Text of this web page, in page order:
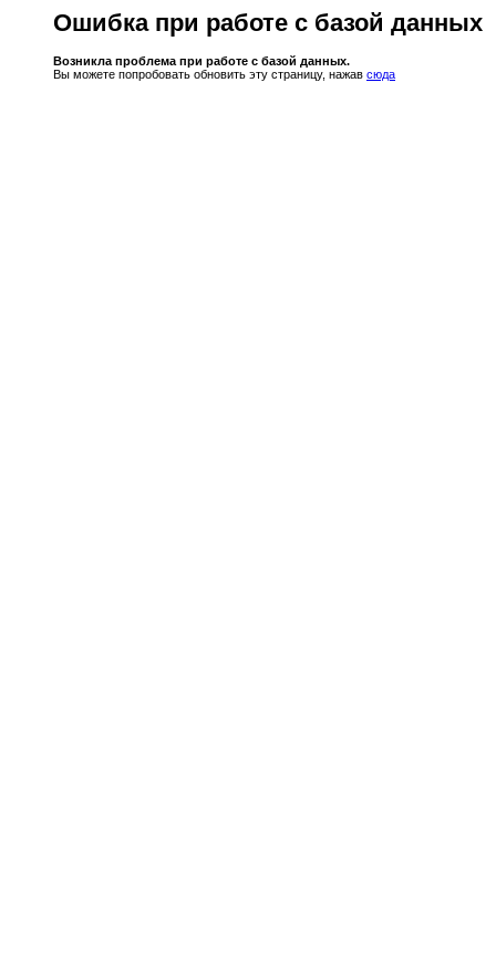
Ошибка при работе с базой данных
Возникла проблема при работе с базой данных.
Вы можете попробовать обновить эту страницу, нажав сюда